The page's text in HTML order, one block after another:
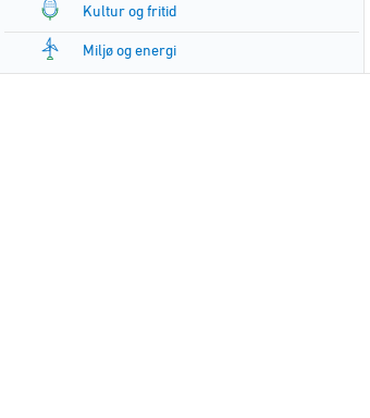
Kultur og fritid
Miljø og energi